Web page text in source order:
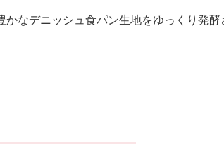
なデニッシュ食パン生地をゆっくり発